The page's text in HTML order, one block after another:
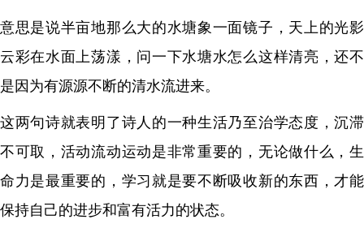
意思是说半亩地那么大的水塘象一面镜子，天上的光影
云彩在水面上荡漾，问一下水塘水怎么这样清亮，还不
是因为有源源不断的清水流进来。
这两句诗就表明了诗人的一种生活乃至治学态度，沉滞
不可取，活动流动运动是非常重要的，无论做什么，生
命力是最重要的，学习就是要不断吸收新的东西，才能
保持自己的进步和富有活力的状态。